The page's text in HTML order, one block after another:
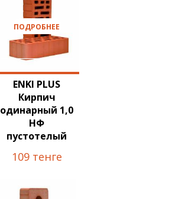
ENKI PLUS
Кирпич
одинарный 1,0
НФ
пустотелый
109 тенге
ПОДРОБНЕЕ